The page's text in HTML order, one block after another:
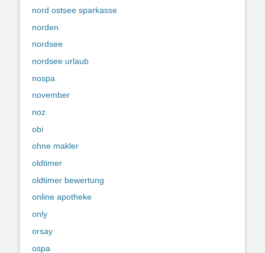
nord ostsee sparkasse
norden
nordsee
nordsee urlaub
nospa
november
noz
obi
ohne makler
oldtimer
oldtimer bewertung
online apotheke
only
orsay
ospa